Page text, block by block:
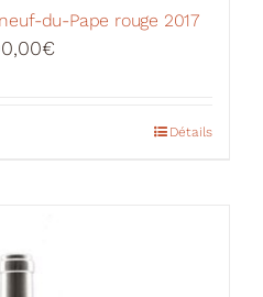
du-Pape rouge 2017
€
Détails